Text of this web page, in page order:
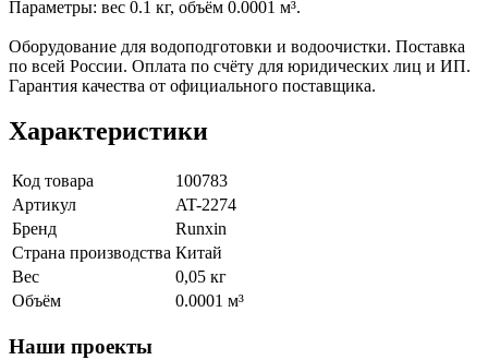
Параметры: вес 0.1 кг, объём 0.0001 м³.
Оборудование для водоподготовки и водоочистки. Поставка
по всей России. Оплата по счёту для юридических лиц и ИП.
Гарантия качества от официального поставщика.
Характеристики
Код товара
100783
Артикул
AT-2274
Бренд
Runxin
Страна производства Китай
Вес
0,05 кг
Объём
0.0001 м³
Наши проекты